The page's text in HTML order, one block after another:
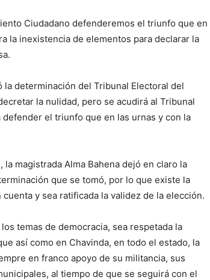
Ciudadano defenderemos el triunfo que en
la inexistencia de elementos para declarar la
determinación del Tribunal Electoral del
la nulidad, pero se acudirá al Tribunal
el triunfo que en las urnas y con la
magistrada Alma Bahena dejó en claro la
que se tomó, por lo que existe la
y sea ratificada la validez de la elección.
temas de democracia, sea respetada la
así como en Chavinda, en todo el estado, la
en franco apoyo de su militancia, sus
al tiempo de que se seguirá con el